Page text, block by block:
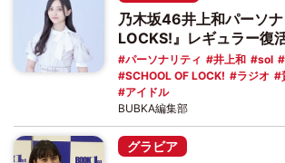
乃木坂46井上和パーソ
LOCKS!』レギュラー復
パーソナリティ 井上和 sol
SCHOOL OF LOCK!
ラジオ
アイドル
BUBKA編集部
グラビア